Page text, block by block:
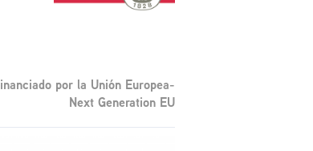
por la Unión Europea-
Next Generation EU